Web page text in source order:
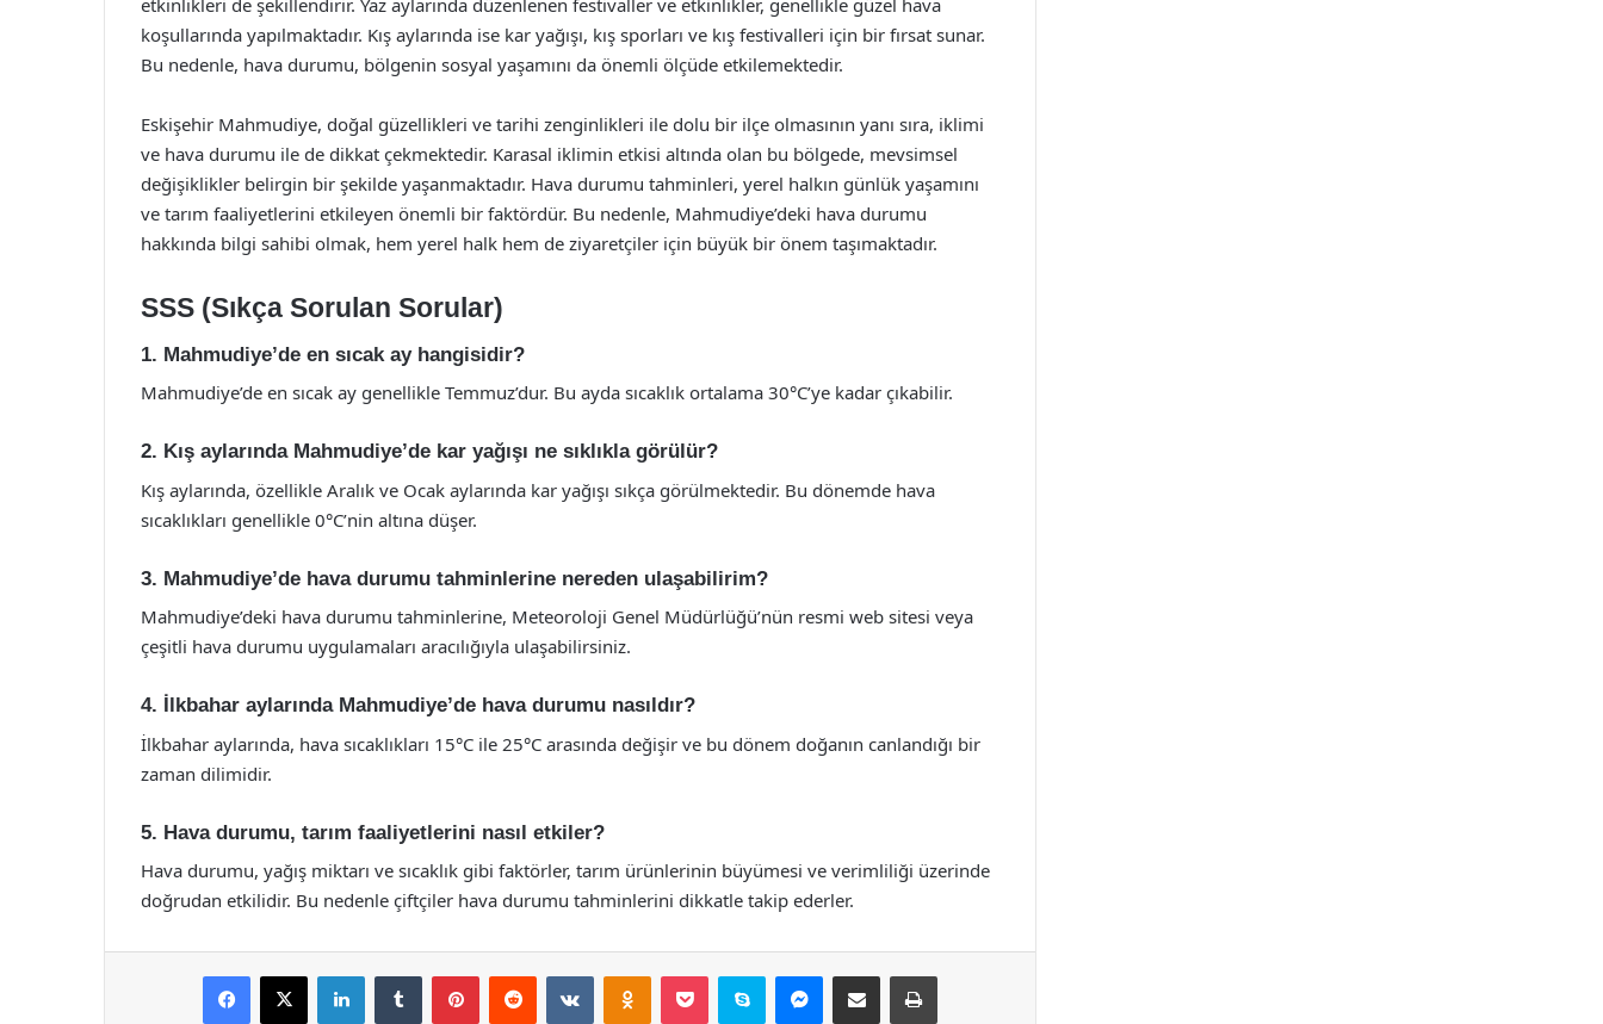
etkinlikleri de şekillendirir. Yaz aylarında düzenlenen festivaller ve etkinlikler, genellikle güzel hava
koşullarında yapılmaktadır. Kış aylarında ise kar yağışı, kış sporları ve kış festivalleri için bir fırsat sunar.
Bu nedenle, hava durumu, bölgenin sosyal yaşamını da önemli ölçüde etkilemektedir.
Eskişehir Mahmudiye, doğal güzellikleri ve tarihi zenginlikleri ile dolu bir ilçe olmasının yanı sıra, iklimi
ve hava durumu ile de dikkat çekmektedir. Karasal iklimin etkisi altında olan bu bölgede, mevsimsel
değişiklikler belirgin bir şekilde yaşanmaktadır. Hava durumu tahminleri, yerel halkın günlük yaşamını
ve tarım faaliyetlerini etkileyen önemli bir faktördür. Bu nedenle, Mahmudiye’deki hava durumu
hakkında bilgi sahibi olmak, hem yerel halk hem de ziyaretçiler için büyük bir önem taşımaktadır.
SSS (Sıkça Sorulan Sorular)
1. Mahmudiye’de en sıcak ay hangisidir?
Mahmudiye’de en sıcak ay genellikle Temmuz’dur. Bu ayda sıcaklık ortalama 30°C’ye kadar çıkabilir.
2. Kış aylarında Mahmudiye’de kar yağışı ne sıklıkla görülür?
Kış aylarında, özellikle Aralık ve Ocak aylarında kar yağışı sıkça görülmektedir. Bu dönemde hava
sıcaklıkları genellikle 0°C’nin altına düşer.
3. Mahmudiye’de hava durumu tahminlerine nereden ulaşabilirim?
Mahmudiye’deki hava durumu tahminlerine, Meteoroloji Genel Müdürlüğü’nün resmi web sitesi veya
çeşitli hava durumu uygulamaları aracılığıyla ulaşabilirsiniz.
4. İlkbahar aylarında Mahmudiye’de hava durumu nasıldır?
İlkbahar aylarında, hava sıcaklıkları 15°C ile 25°C arasında değişir ve bu dönem doğanın canlandığı bir
zaman dilimidir.
5. Hava durumu, tarım faaliyetlerini nasıl etkiler?
Hava durumu, yağış miktarı ve sıcaklık gibi faktörler, tarım ürünlerinin büyümesi ve verimliliği üzerinde
doğrudan etkilidir. Bu nedenle çiftçiler hava durumu tahminlerini dikkatle takip ederler.
Facebook
X LinkedInTumblr PinterestReddit VKontakteOdnoklassniki
Pocket Skype Messenger
E-Posta ile paylaş Yazdır